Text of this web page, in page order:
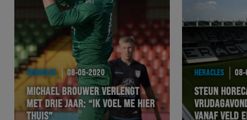
HERACLES 08-05-2020
MICHAEL BROUWER VERLENGT
MET DRIE JAAR: “IK VOEL ME HIER
THUIS”
HERACLES 08-
STEUN
VANAF VELD